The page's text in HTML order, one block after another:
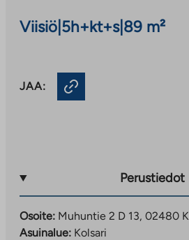
Viisiö 5h+kt+s| 89 m²
JAA:
Perustiedot
Osoite: Muhuntie 2 D 13, 02480
Asuinalue: Kolsari